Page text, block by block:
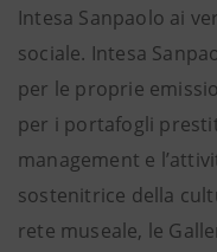
Intesa Sanpaolo ai
sociale. Intesa
per le proprie
per i portafogli
management e
sostenitrice della
rete museale, le